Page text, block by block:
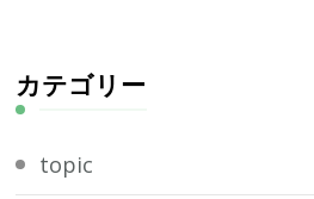
探
し
す
カテゴリー
topic